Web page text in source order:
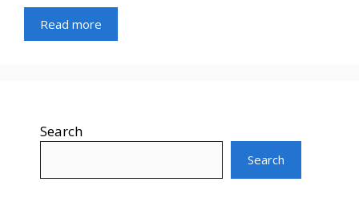
Read more
Search
Search